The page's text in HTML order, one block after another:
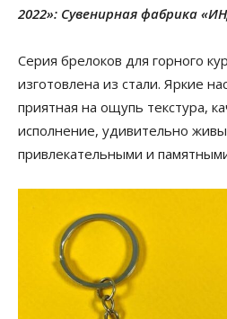
2022»: Сувенирная фабрика
Серия брелоков для горного
изготовлена из стали. Яркие
приятная на ощупь текстура,
исполнение, удивительно
привлекательными и